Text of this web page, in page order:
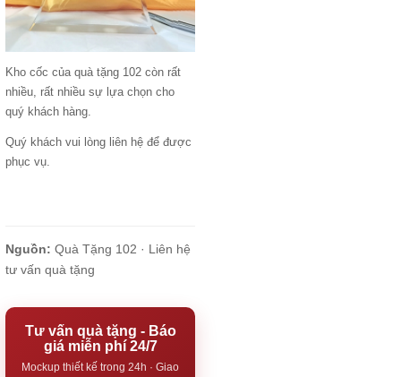
Kho cốc của quà tặng 102 còn rất
nhiều, rất nhiều sự lựa chọn cho
quý khách hàng.
Quý khách vui lòng liên hệ để được
phục vụ.
Nguồn: Quà Tặng 102 · Liên hệ
tư vấn quà tặng
Tư vấn quà tặng - Báo
giá miễn phí 24/7
Mockup thiết kế trong 24h · Giao